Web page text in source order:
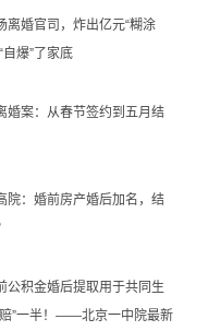
离婚官司，炸出亿元“糊涂
爆”了家底
婚案：从春节签约到五月结
院：婚前房产婚后加名，结
公积金婚后提取用于共同生
”一半！——北京一中院最新